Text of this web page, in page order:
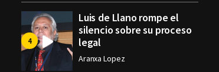
Luis de Llano rompe el
silencio sobre su proceso
legal
Aranxa Lopez